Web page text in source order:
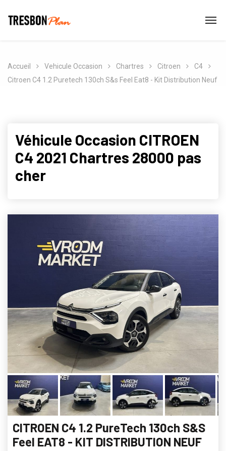
Accueil Vehicule Occasion Chartres Citroen
C4
Citroen C4 1.2 Puretech 130ch S&s Feel Eat8 - Kit Distribution Neuf
Véhicule Occasion CITROEN
C4 2021 Chartres 28000 pas
cher
CITROEN C4 1.2 PureTech 130ch S&S
Feel EAT8 - KIT DISTRIBUTION NEUF